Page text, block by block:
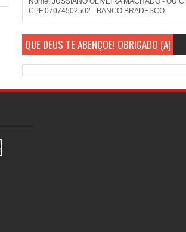
CPF 07074502502 - BANCO BRADESCO
QUE DEUS TE ABENÇOE! OBRIGADO (A)